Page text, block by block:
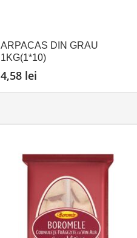
ARPACAS DIN GRAU
1KG(1*10)
4,58 lei